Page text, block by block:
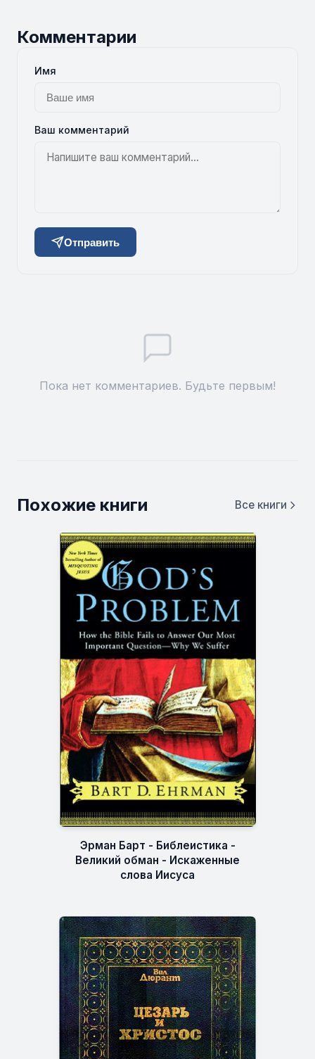
Комментарии
Имя
Ваш комментарий
Отправить
Пока нет комментариев. Будьте первым!
Похожие книги Все книги
Эрман Барт - Библеистика -
Великий обман - Искаженные
слова Иисуса